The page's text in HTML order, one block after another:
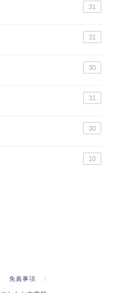
31
31
30
31
30
10
免責事項